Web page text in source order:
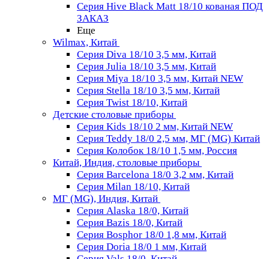
Серия Hive Black Matt 18/10 кованая ПОД
ЗАКАЗ
Еще
Wilmax, Китай
Серия Diva 18/10 3,5 мм, Китай
Серия Julia 18/10 3,5 мм, Китай
Серия Miya 18/10 3,5 мм, Китай NEW
Серия Stella 18/10 3,5 мм, Китай
Серия Twist 18/10, Китай
Детские столовые приборы
Серия Kids 18/10 2 мм, Китай NEW
Серия Teddy 18/0 2,5 мм, МГ (MG) Китай
Серия Колобок 18/10 1,5 мм, Россия
Китай, Индия, столовые приборы
Серия Barcelona 18/0 3,2 мм, Китай
Серия Milan 18/10, Китай
МГ (MG), Индия, Китай
Серия Alaska 18/0, Китай
Серия Bazis 18/0, Китай
Серия Bosphor 18/0 1,8 мм, Китай
Серия Doria 18/0 1 мм, Китай